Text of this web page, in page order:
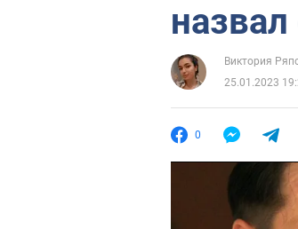
Виктория
25.01.2023
0